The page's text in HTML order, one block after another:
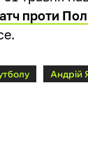
проти
Андрій